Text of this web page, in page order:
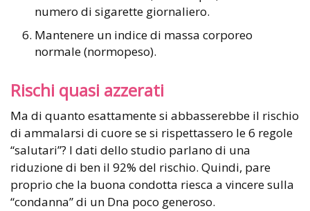
numero di sigarette giornaliero.
Mantenere un indice di massa corporeo
normale (normopeso).
Rischi quasi azzerati
Ma di quanto esattamente si abbasserebbe il rischio
di ammalarsi di cuore se si rispettassero le 6 regole
“salutari”? I dati dello studio parlano di una
riduzione di ben il 92% del rischio. Quindi, pare
proprio che la buona condotta riesca a vincere sulla
“condanna” di un Dna poco generoso.